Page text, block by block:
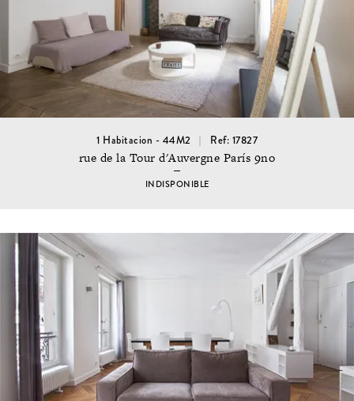
1 Habitacion - 44M2 Ref: 17827
rue de la Tour d'Auvergne París 9no
INDISPONIBLE